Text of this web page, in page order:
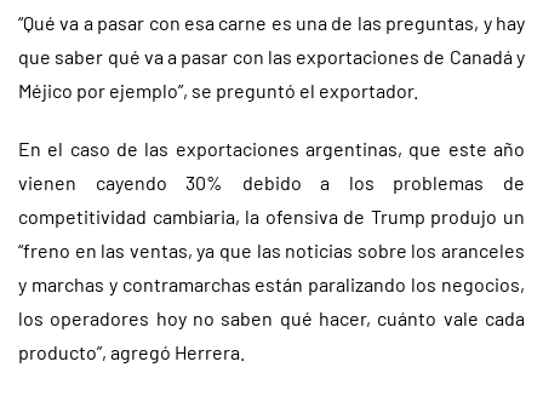
“Qué va a pasar con esa carne es una de las preguntas, y hay
que saber qué va a pasar con las exportaciones de Canadá y
Méjico por ejemplo”, se preguntó el exportador.
En el caso de las exportaciones argentinas, que este año
vienen cayendo 30% debido a los problemas de
competitividad cambiaria, la ofensiva de Trump produjo un
“freno en las ventas, ya que las noticias sobre los aranceles
y marchas y contramarchas están paralizando los negocios,
los operadores hoy no saben qué hacer, cuánto vale cada
producto”, agregó Herrera.